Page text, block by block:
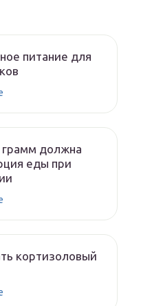
питание для
грамм должна
еды при
кортизоловый